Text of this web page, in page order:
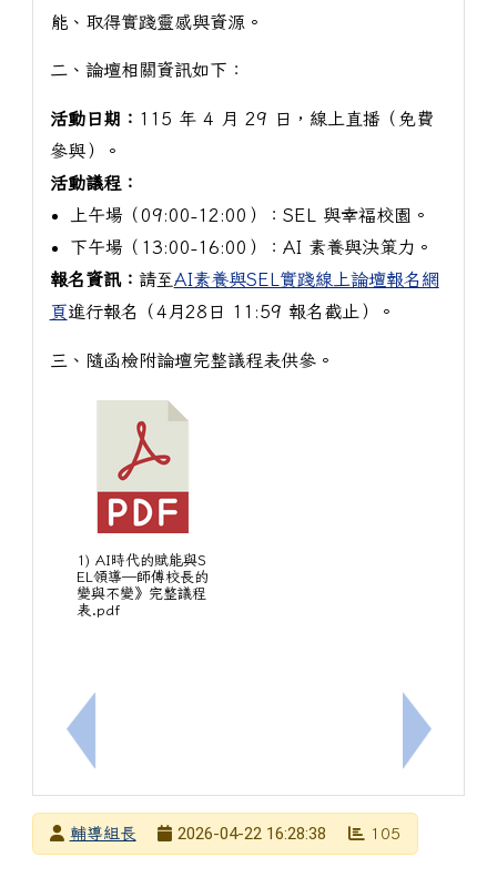
上一筆：[輔]檢送臺南市政府社會局青少年福利服務
能、取得實踐靈感與資源。
二、論壇相關資訊如下：
活動日期： 115 年 4 月 29 日，線上直播（免費
參與）。
活動議程：
上午場（09:00-12:00）：SEL 與幸福校園。
下午場（13:00-16:00）：AI 素養與決策力。
報名資訊： 請至AI素養與SEL實踐線上論壇報名網
頁進行報名（4月28日 11:59 報名截止）。
三、隨函檢附論壇完整議程表供參。
1) AI時代的賦能與S
EL領導—師傅校長的
變與不變》完整議程
表.pdf
下一筆：
發布者輔導組長
2026-04-22 16:28:38 105